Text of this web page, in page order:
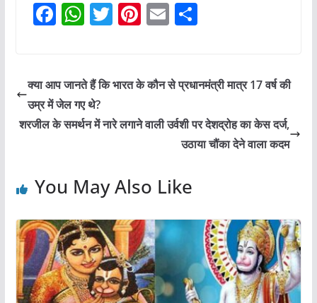
F
e
b
o
W
s
A
p
T
er
Pi
e
E
l
S
e
क्या आप जानते हैं कि भारत के कौन से प्रधानमंत्री मात्र 17 वर्ष की
उम्र में जेल गए थे?
शरजील के समर्थन में नारे लगाने वाली उर्वशी पर देशद्रोह का केस दर्ज,
उठाया चौंका देने वाला कदम
You May Also Like